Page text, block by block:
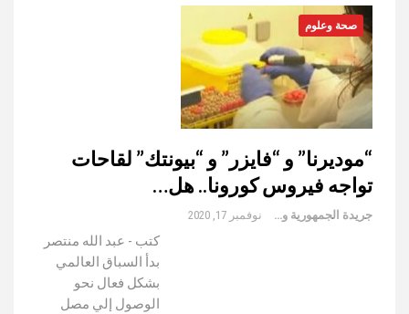
صحة وعلوم
“موديرنا” و “فايزر” و “بيونتك” لقاحات
تواجه فيروس كورونا.. هل…
جريدة الجمهورية والعالم نوفمبر 17, 2020
كتب - عبد الله منتصر
بدأ السباق العالمي
بشكل فعال نحو
الوصول إلي مصل